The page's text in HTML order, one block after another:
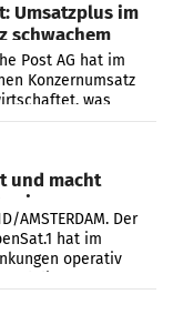
Umsatzplus im
schwachem
Post AG hat im
Konzernumsatz
was
gegenüber dem
und macht
AMSTERDAM. Der
hat im
operativ